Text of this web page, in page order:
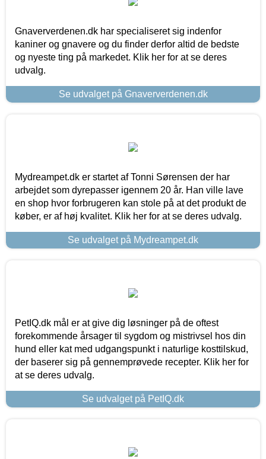
Gnaververdenen.dk har specialiseret sig indenfor
kaniner og gnavere og du finder derfor altid de bedste
og nyeste ting på markedet. Klik her for at se deres
udvalg.
Se udvalget på Gnaververdenen.dk
Mydreampet.dk er startet af Tonni Sørensen der har
arbejdet som dyrepasser igennem 20 år. Han ville lave
en shop hvor forbrugeren kan stole på at det produkt de
køber, er af høj kvalitet. Klik her for at se deres udvalg.
Se udvalget på Mydreampet.dk
PetIQ.dk mål er at give dig løsninger på de oftest
forekommende årsager til sygdom og mistrivsel hos din
hund eller kat med udgangspunkt i naturlige kosttilskud,
der baserer sig på gennemprøvede recepter. Klik her for
at se deres udvalg.
Se udvalget på PetIQ.dk